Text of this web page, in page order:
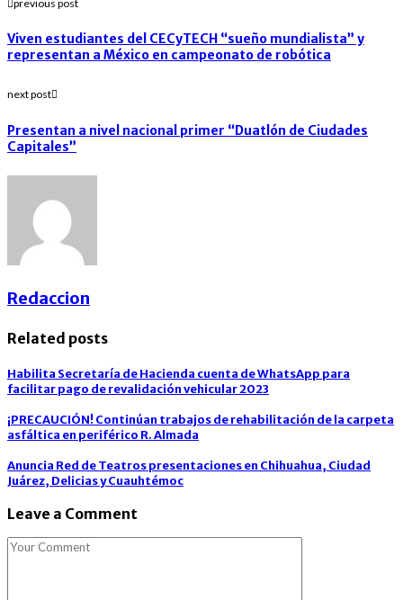
previous post
Viven estudiantes del CECyTECH “sueño mundialista” y
representan a México en campeonato de robótica
next post
Presentan a nivel nacional primer “Duatlón de Ciudades
Capitales”
Redaccion
Related posts
Habilita Secretaría de Hacienda cuenta de WhatsApp para
facilitar pago de revalidación vehicular 2023
¡PRECAUCIÓN! Continúan trabajos de rehabilitación de la carpeta
asfáltica en periférico R. Almada
Anuncia Red de Teatros presentaciones en Chihuahua, Ciudad
Juárez, Delicias y Cuauhtémoc
Leave a Comment